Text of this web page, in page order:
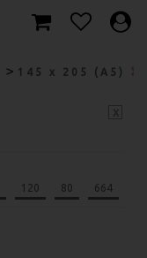
> 145 x 205 (A5)
120 80 664